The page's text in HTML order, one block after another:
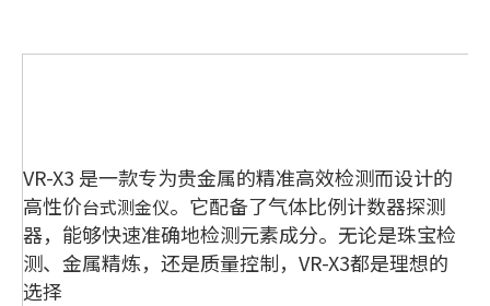
VR-X3 是一款专为贵金属的精准高效检测而设计的
高性价台式测金仪。它配备了气体比例计数器探测
器，能够快速准确地检测元素成分。无论是珠宝检
测、金属精炼，还是质量控制，VR-X3都是理想的
选择